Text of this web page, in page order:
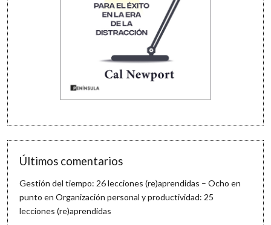
Últimos comentarios
Gestión del tiempo: 26 lecciones (re)aprendidas – Ocho en
punto enOrganización personal y productividad: 25
lecciones (re)aprendidas